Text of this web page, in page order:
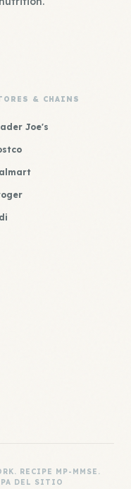
& CHAINS
Joe's
RECIPE MP-MMSE.
DEL SITIO